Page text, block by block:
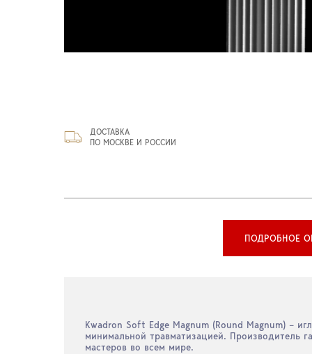
ДОСТАВКА
ПО МОСКВЕ И РОССИИ
ПОДРОБНОЕ
Kwadron Soft Edge Magnum (Round Magnum) –
минимальной травматизацией. Производитель
мастеров во всем мире.